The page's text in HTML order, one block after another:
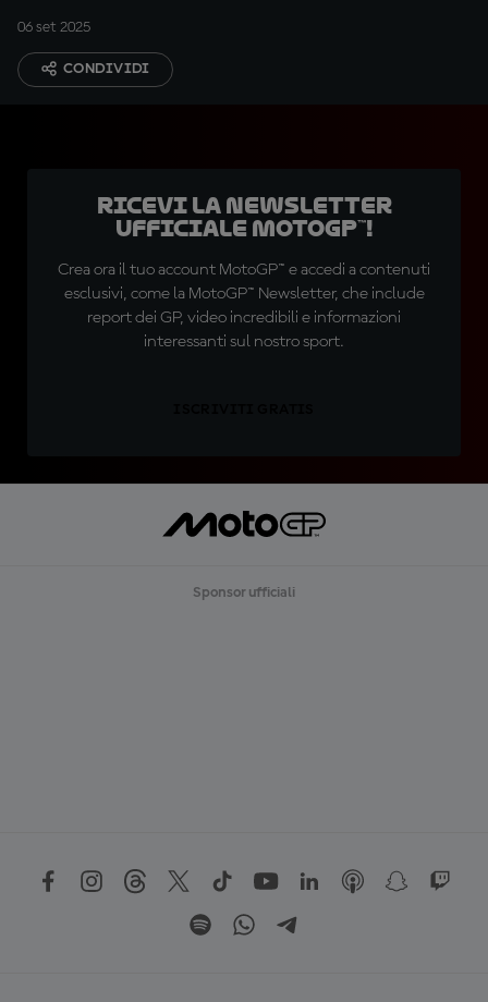
06 set 2025
CONDIVIDI
Ricevi la newsletter
ufficiale MotoGP™!
Crea ora il tuo account MotoGP™ e accedi a contenuti
esclusivi, come la MotoGP™ Newsletter, che include
report dei GP, video incredibili e informazioni
interessanti sul nostro sport.
Sponsor ufficiali